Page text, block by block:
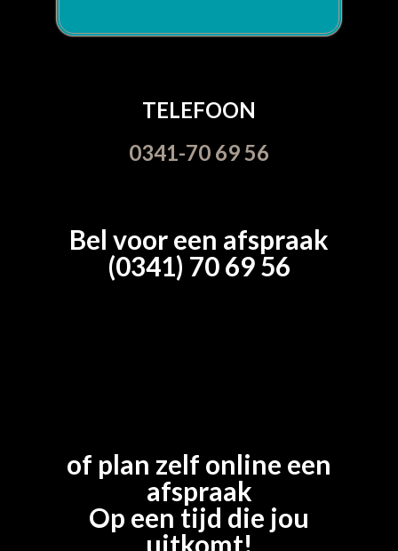
TELEFOON
0341-70 69 56
Bel voor een afspraak
(0341) 70 69 56
of plan zelf online een
afspraak
Op een tijd die jou
uitkomt!